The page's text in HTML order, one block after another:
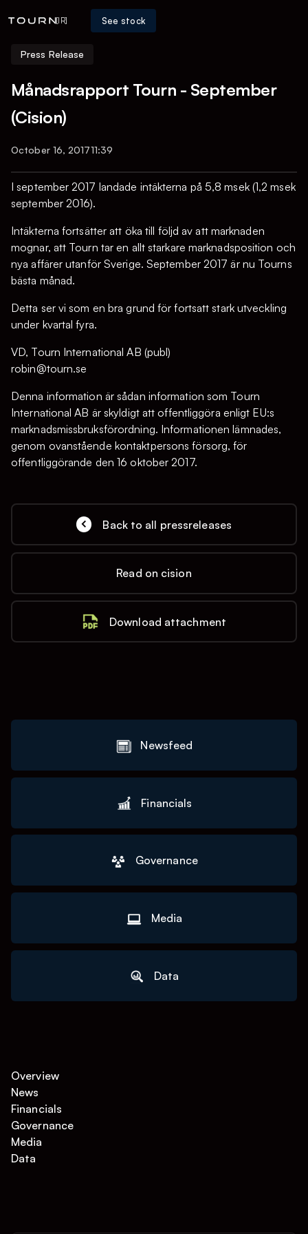
[IR] See stock
Press Release
Månadsrapport Tourn - September
(Cision)
October 16, 201711:39
I september 2017 landade intäkterna på 5,8 msek (1,2 msek
september 2016).
Intäkterna fortsätter att öka till följd av att marknaden
mognar, att Tourn tar en allt starkare marknadsposition och
nya affärer utanför Sverige. September 2017 är nu Tourns
bästa månad.
Detta ser vi som en bra grund för fortsatt stark utveckling
under kvartal fyra.
VD, Tourn International AB (publ)
robin@tourn.se
Denna information är sådan information som Tourn
International AB är skyldigt att offentliggöra enligt EU:s
marknadsmissbruksförordning. Informationen lämnades,
genom ovanstående kontaktpersons försorg, för
offentliggörande den 16 oktober 2017.
Back to all pressreleases
Read on cision
Download attachment
Newsfeed
Financials
Governance
Media
Data
Overview
News
Financials
Governance
Media
Data